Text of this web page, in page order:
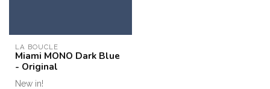
LA BOUCLÉ
Miami MONO Dark Blue
- Original
New in!